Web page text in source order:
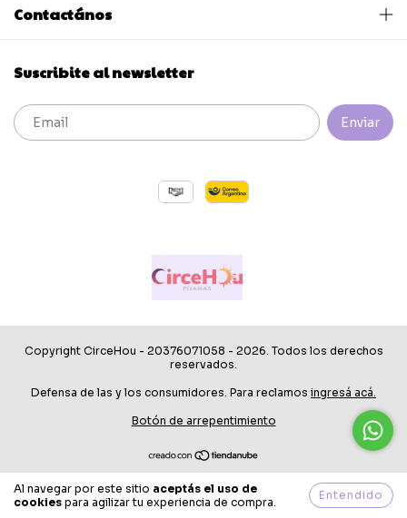
Al navegar por este sitio aceptás el uso de
cookies para agilizar tu experiencia de compra.
Entendido
Contactános
Suscribite al newsletter
Copyright CirceHou - 20376071058 - 2026. Todos los derechos
reservados.
Defensa de las y los consumidores. Para reclamos ingresá acá.
Botón de arrepentimiento